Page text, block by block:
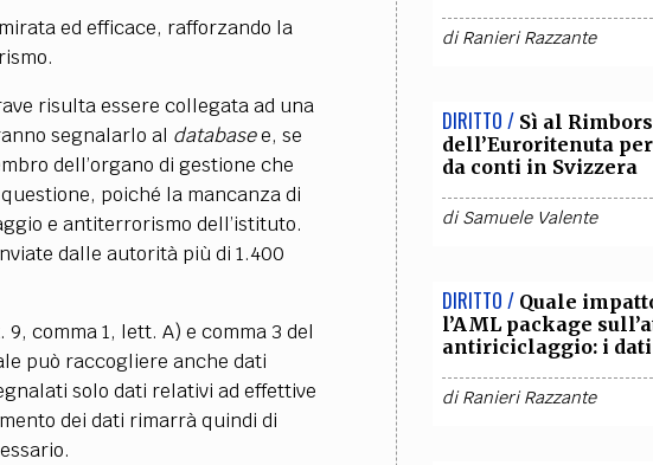
ed efficace, rafforzando la
risulta essere collegata ad una
segnalarlo al databasee, se
dell’organo di gestione che
poiché la mancanza di
e antiterrorismo dell’istituto.
dalle autorità più di 1.400
comma 1, lett. A) e comma 3 del
può raccogliere anche dati
solo dati relativi ad effettive
dei dati rimarrà quindi di
diRanieri Razzante
DIRITTO / Sì al
dell’Euroritenuta
da conti in Svizzera
diSamuele Valente
DIRITTO / Quale
l’AML package
antiriciclaggio: i
diRanieri Razzante